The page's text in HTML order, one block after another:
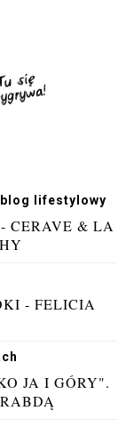
lifestylowy
CERAVE & LA
- FELICIA
JA I GÓRY".